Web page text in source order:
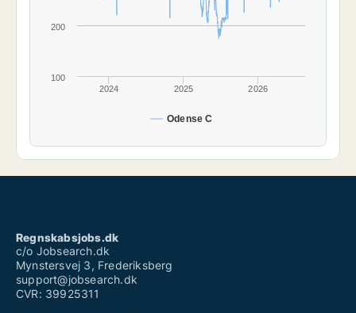
Odense C
2024 2025 2026
100
200
Regnskabsjobs.dk
c/o Jobsearch.dk
Mynstersvej 3, Frederiksberg
support@jobsearch.dk
CVR: 39925311